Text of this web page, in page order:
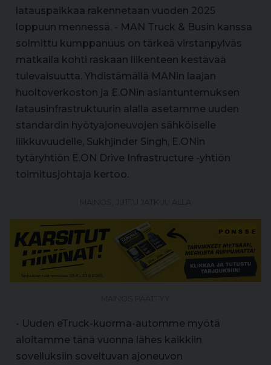
latauspaikkaa rakennetaan vuoden 2025
loppuun mennessä. - MAN Truck & Busin kanssa
solmittu kumppanuus on tärkeä virstanpylväs
matkalla kohti raskaan liikenteen kestävää
tulevaisuutta. Yhdistämällä MANin laajan
huoltoverkoston ja E.ONin asiantuntemuksen
latausinfrastruktuurin alalla asetamme uuden
standardin hyötyajoneuvojen sähköiselle
liikkuvuudelle, Sukhjinder Singh, E.ONin
tytäryhtiön E.ON Drive Infrastructure -yhtiön
toimitusjohtaja kertoo.
- Uuden eTruck-kuorma-automme myötä
aloitamme tänä vuonna lähes kaikkiin
sovelluksiin soveltuvan ajoneuvon